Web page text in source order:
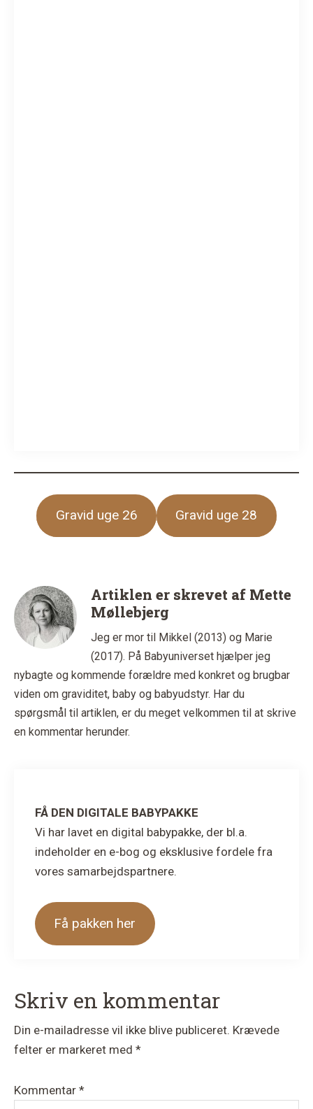
Gravid uge 26 Gravid uge 28
Artiklen er skrevet af Mette
Møllebjerg
Jeg er mor til Mikkel (2013) og Marie
(2017). På Babyuniverset hjælper jeg
nybagte og kommende forældre med konkret og brugbar
viden om graviditet, baby og babyudstyr. Har du
spørgsmål til artiklen, er du meget velkommen til at skrive
en kommentar herunder.
FÅ DEN DIGITALE BABYPAKKE
Vi har lavet en digital babypakke, der bl.a.
indeholder en e-bog og eksklusive fordele fra
vores samarbejdspartnere.
Få pakken her
Læserinteraktioner
Skriv en kommentar
Din e-mailadresse vil ikke blive publiceret. Krævede
felter er markeret med *
Kommentar *